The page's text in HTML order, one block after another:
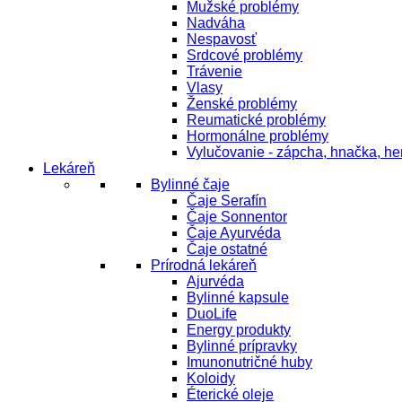
Mužské problémy
Nadváha
Nespavosť
Srdcové problémy
Trávenie
Vlasy
Ženské problémy
Reumatické problémy
Hormonálne problémy
Vylučovanie - zápcha, hnačka,
Lekáreň
Bylinné čaje
Čaje Serafín
Čaje Sonnentor
Čaje Ayurvéda
Čaje ostatné
Prírodná lekáreň
Ajurvéda
Bylinné kapsule
DuoLife
Energy produkty
Bylinné prípravky
Imunonutričné huby
Koloidy
Éterické oleje